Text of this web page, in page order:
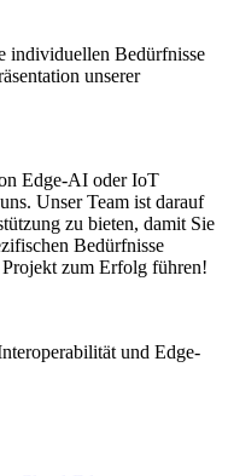
individuellen Bedürfnisse
unserer
Edge-AI oder IoT
Unser Team ist darauf
zu bieten, damit Sie
Bedürfnisse
Projekt zum Erfolg führen!
und Edge-